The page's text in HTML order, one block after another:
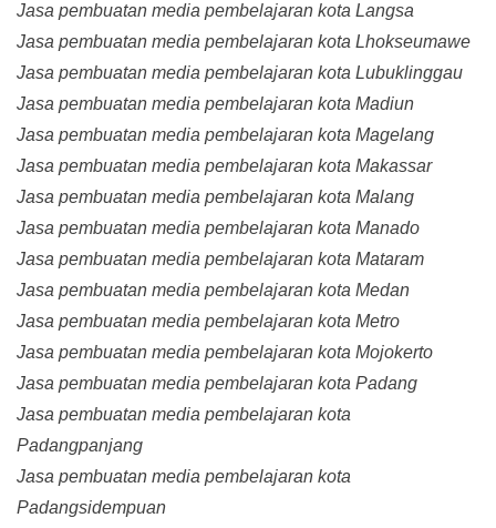
Jasa pembuatan media pembelajaran kota Langsa
Jasa pembuatan media pembelajaran kota Lhokseumawe
Jasa pembuatan media pembelajaran kota Lubuklinggau
Jasa pembuatan media pembelajaran kota Madiun
Jasa pembuatan media pembelajaran kota Magelang
Jasa pembuatan media pembelajaran kota Makassar
Jasa pembuatan media pembelajaran kota Malang
Jasa pembuatan media pembelajaran kota Manado
Jasa pembuatan media pembelajaran kota Mataram
Jasa pembuatan media pembelajaran kota Medan
Jasa pembuatan media pembelajaran kota Metro
Jasa pembuatan media pembelajaran kota Mojokerto
Jasa pembuatan media pembelajaran kota Padang
Jasa pembuatan media pembelajaran kota
Padangpanjang
Jasa pembuatan media pembelajaran kota
Padangsidempuan